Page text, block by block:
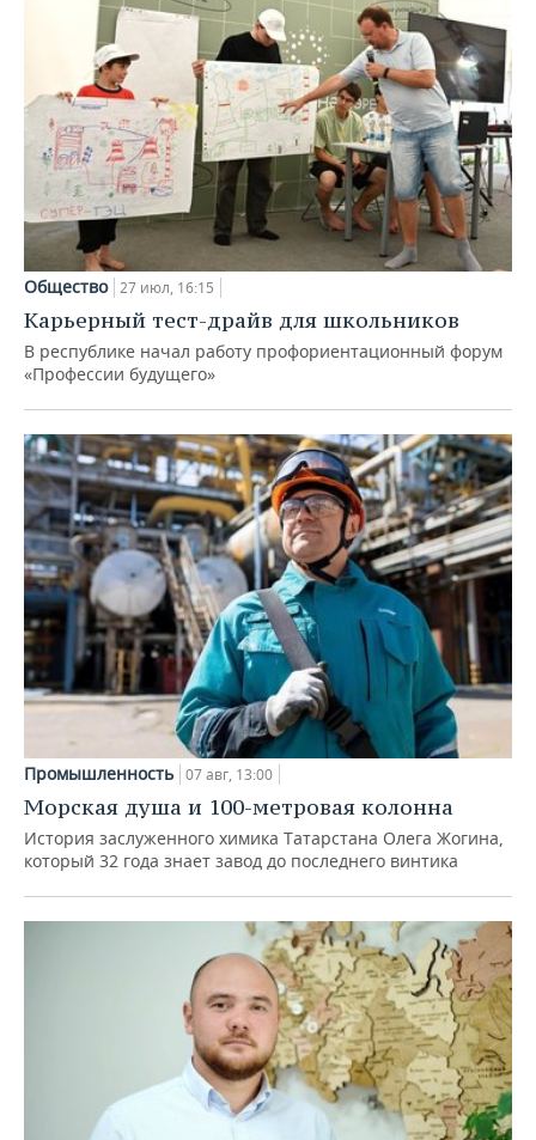
Общество 27 июл, 16:15
Карьерный тест-драйв для школьников
В республике начал работу профориентационный форум
«Профессии будущего»
Промышленность 07 авг, 13:00
Морская душа и 100-метровая колонна
История заслуженного химика Татарстана Олега Жогина,
который 32 года знает завод до последнего винтика